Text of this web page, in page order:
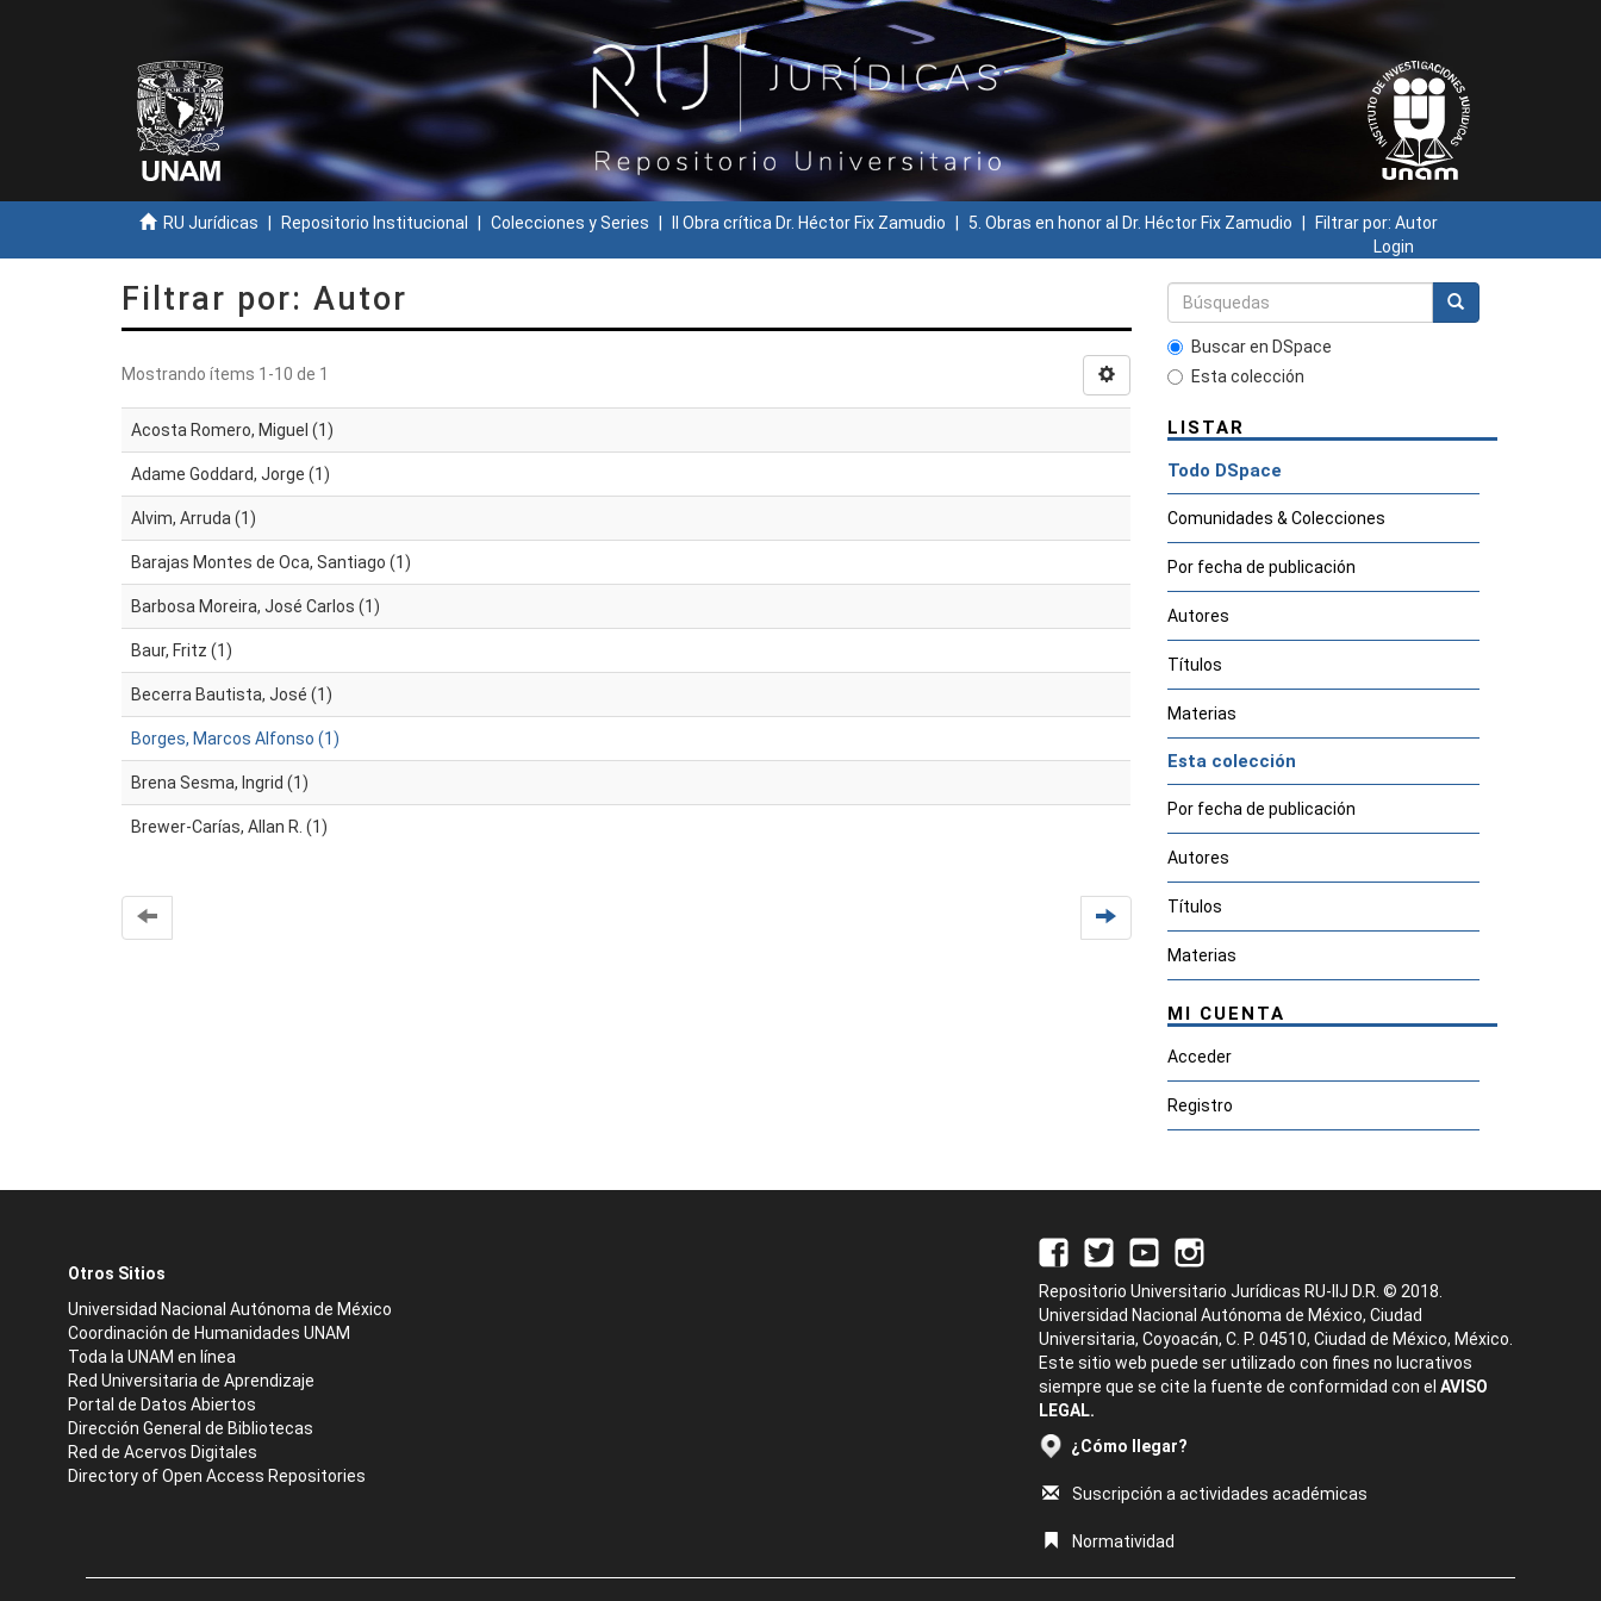
RU Jurídicas Repositorio Institucional Colecciones y Series II Obra crítica Dr. Héctor Fix Zamudio 5. Obras en honor al Dr. Héctor Fix Zamudio
Filtrar por: Autor
Login
Filtrar por: Autor
Mostrando ítems 1-10 de 1
Acosta Romero, Miguel (1)
Adame Goddard, Jorge (1)
Alvim, Arruda (1)
Barajas Montes de Oca, Santiago (1)
Barbosa Moreira, José Carlos (1)
Baur, Fritz (1)
Becerra Bautista, José (1)
Borges, Marcos Alfonso (1)
Brena Sesma, Ingrid (1)
Brewer-Carías, Allan R. (1)
Buscar en DSpace
Esta colección
LISTAR
Todo DSpace
Comunidades & Colecciones
Por fecha de publicación
Autores
Títulos
Materias
Esta colección
Por fecha de publicación
Autores
Títulos
Materias
MI CUENTA
Acceder
Registro
Otros Sitios
Universidad Nacional Autónoma de México
Coordinación de Humanidades UNAM
Toda la UNAM en línea
Red Universitaria de Aprendizaje
Portal de Datos Abiertos
Dirección General de Bibliotecas
Red de Acervos Digitales
Directory of Open Access Repositories
Repositorio Universitario Jurídicas RU-IIJ D.R. © 2018.
Universidad Nacional Autónoma de México, Ciudad
Universitaria, Coyoacán, C. P. 04510, Ciudad de México, México.
Este sitio web puede ser utilizado con fines no lucrativos
siempre que se cite la fuente de conformidad con el AVISO
LEGAL.
¿Cómo llegar?
Suscripción a actividades académicas
Normatividad